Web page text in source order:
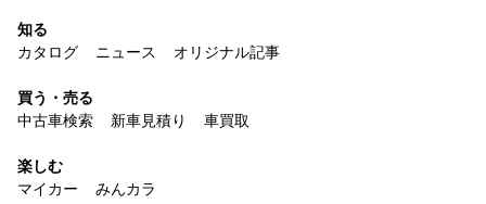
知る
カタログ
ニュース オリジナル記事
買う・売る
中古車検索
新車見積り 車買取
楽しむ
マイカー
みんカラ